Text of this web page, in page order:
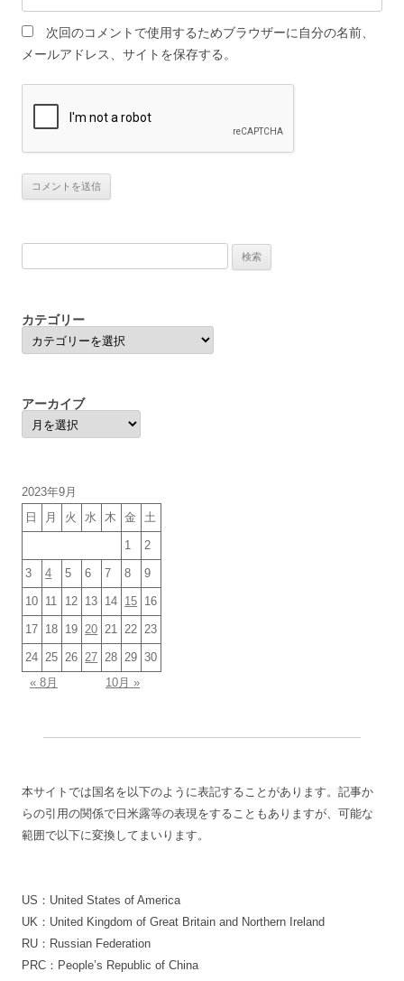
次回のコメントで使用するためブラウザーに自分の名前、
メールアドレス、サイトを保存する。
カテゴリー
カ
テ
ゴ
アーカイブ
ア
ー
カ
2023年9月
日
月 火 水 木 金 土
1 2
3 4 5 6 7 8 9
10 11 12 13 14 15 16
17 18 19 20 21 22 23
24 25 26 27 28 29 30
« 8月
10月 »
本サイトでは国名を以下のように表記することがあります。記事か
らの引用の関係で日米露等の表現をすることもありますが、可能な
範囲で以下に変換してまいります。
US：United States of America
UK：United Kingdom of Great Britain and Northern Ireland
RU：Russian Federation
PRC：People’s Republic of China